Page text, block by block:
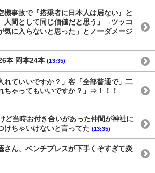
機事故で『搭乗者に日本人は居ない』と
人間として同じ価値だと思う」→ツッコ
気に入らないと思った」とノーダメージ
本 岡本24本 (13:35)
れていいですか？」客「全部普通で」二
ちゃってもいいですか？」⇒！！！
ど当時お付き合いがあった仲間が神社に
けちゃいけないと言ってた (13:35)
さん、ベンチプレスが下手くそすぎて炎